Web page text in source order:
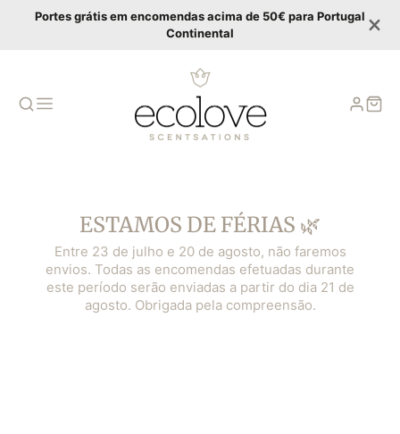
Portes grátis em encomendas acima de 50€ para Portugal
Continental
ESTAMOS DE FÉRIAS 🌿
Entre 23 de julho e 20 de agosto, não faremos
envios. Todas as encomendas efetuadas durante
este período serão enviadas a partir do dia 21 de
agosto. Obrigada pela compreensão.